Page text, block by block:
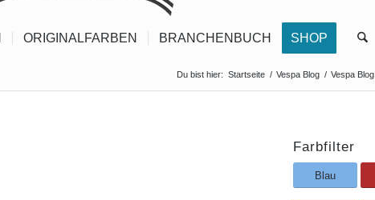
ORIGINALFARBEN BRANCHENBUCH SHOP
Du bist hier: Startseite / Vespa Blog / Vespa Blog
Farbfilter
Blau